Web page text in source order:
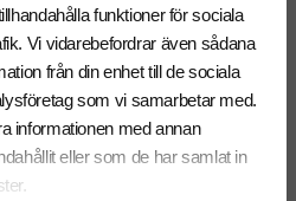
funktioner för sociala
Vi vidarebefordrar även sådana
från din enhet till de sociala
som vi samarbetar med.
informationen med annan
eller som de har samlat in
Pappersmugg Smart Espresso